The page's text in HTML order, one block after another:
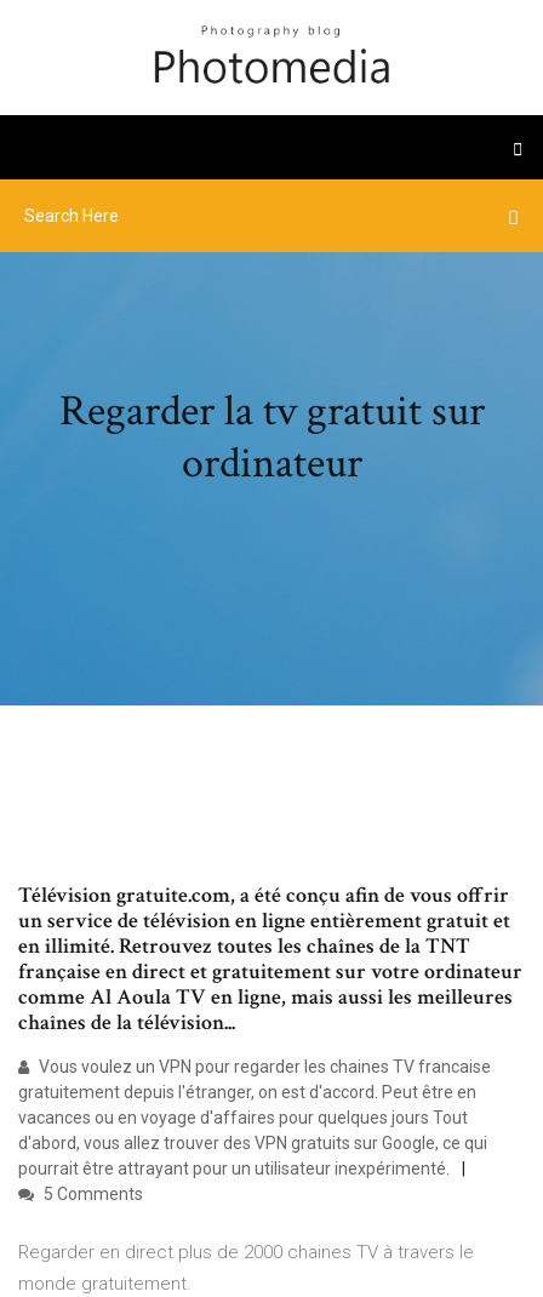
Regarder la tv gratuit sur
ordinateur
Télévision gratuite.com, a été conçu afin de vous offrir
un service de télévision en ligne entièrement gratuit et
en illimité. Retrouvez toutes les chaînes de la TNT
française en direct et gratuitement sur votre ordinateur
comme Al Aoula TV en ligne, mais aussi les meilleures
chaînes de la télévision...
Vous voulez un VPN pour regarder les chaines TV francaise
gratuitement depuis l'étranger, on est d'accord. Peut être en
vacances ou en voyage d'affaires pour quelques jours Tout
d'abord, vous allez trouver des VPN gratuits sur Google, ce qui
pourrait être attrayant pour un utilisateur inexpérimenté.
5 Comments
Regarder en direct plus de 2000 chaines TV à travers le
monde gratuitement.